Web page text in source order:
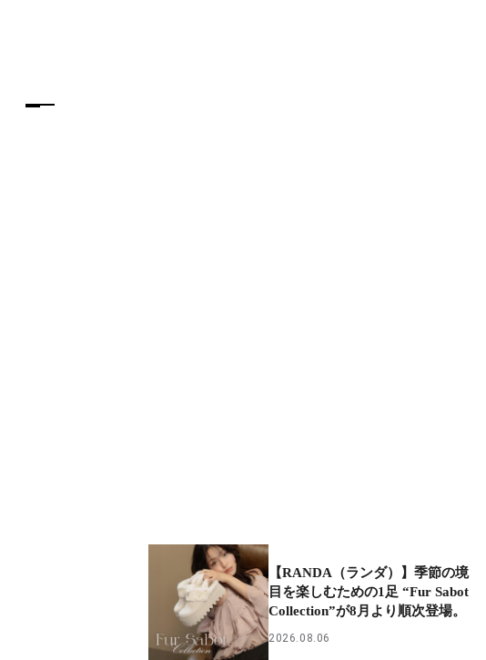
【RANDA（ランダ）】季節の境
目を楽しむための1足 “Fur Sabot
Collection”が8月より順次登場。
2026.08.06